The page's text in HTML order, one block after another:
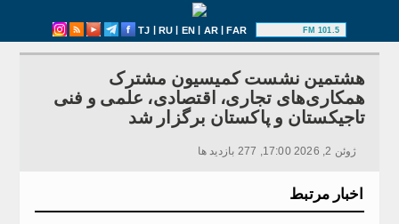
TJ | RU | EN | AR|FAR 101.5 FM
هشتمین نشست کمیسیون مشترک
همکاری‌های تجاری، اقتصادی، علمی و فنی
تاجیکستان و پاکستان برگزار شد
ژوئن 2, 2026 17:00, 277 بازدید ها
اخبار مرتبط